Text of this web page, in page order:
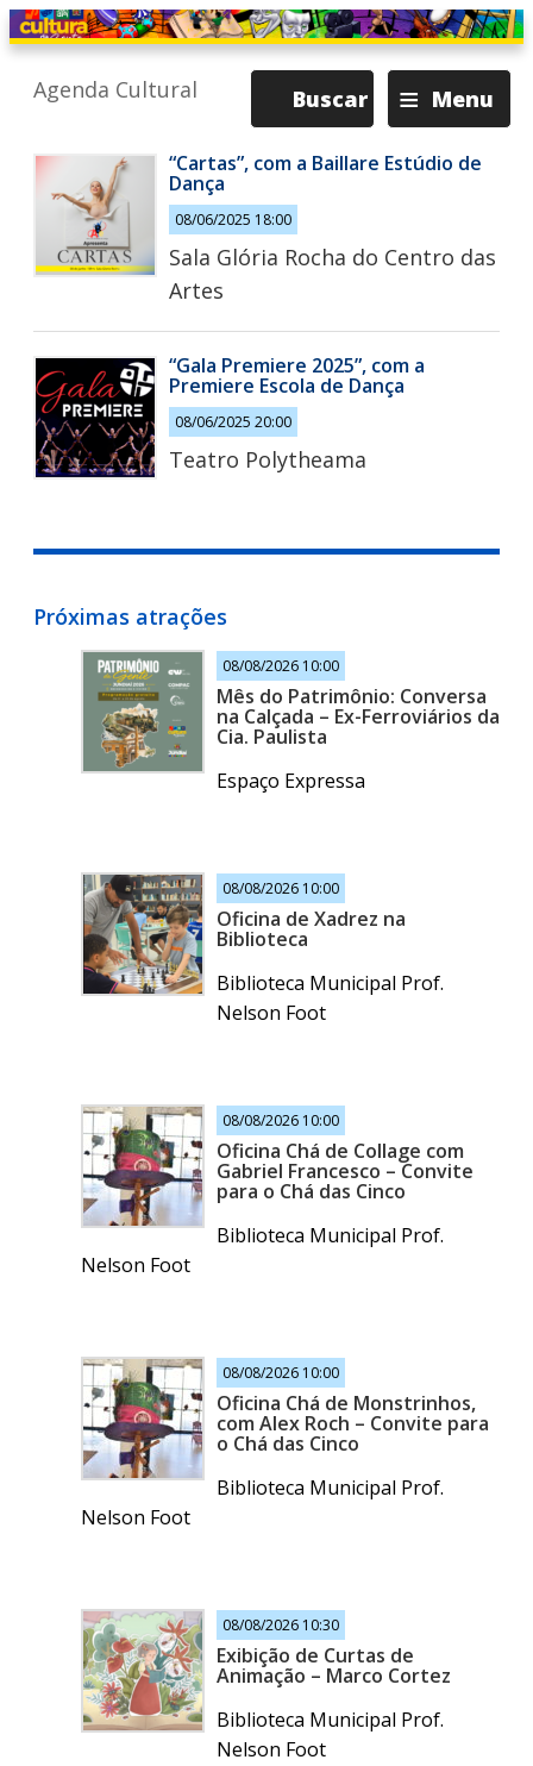
≡ Menu
Buscar
Agenda Cultural
“Cartas”, com a Baillare Estúdio de
Dança
08/06/2025 18:00
Sala Glória Rocha do Centro das
Artes
“Gala Premiere 2025”, com a
Premiere Escola de Dança
08/06/2025 20:00
Teatro Polytheama
Próximas atrações
08/08/2026 10:00
Mês do Patrimônio: Conversa
na Calçada – Ex-Ferroviários da
Cia. Paulista
Espaço Expressa
08/08/2026 10:00
Oficina de Xadrez na
Biblioteca
Biblioteca Municipal Prof.
Nelson Foot
08/08/2026 10:00
Oficina Chá de Collage com
Gabriel Francesco – Convite
para o Chá das Cinco
Biblioteca Municipal Prof.
Nelson Foot
08/08/2026 10:00
Oficina Chá de Monstrinhos,
com Alex Roch – Convite para
o Chá das Cinco
Biblioteca Municipal Prof.
Nelson Foot
08/08/2026 10:30
Exibição de Curtas de
Animação – Marco Cortez
Biblioteca Municipal Prof.
Nelson Foot